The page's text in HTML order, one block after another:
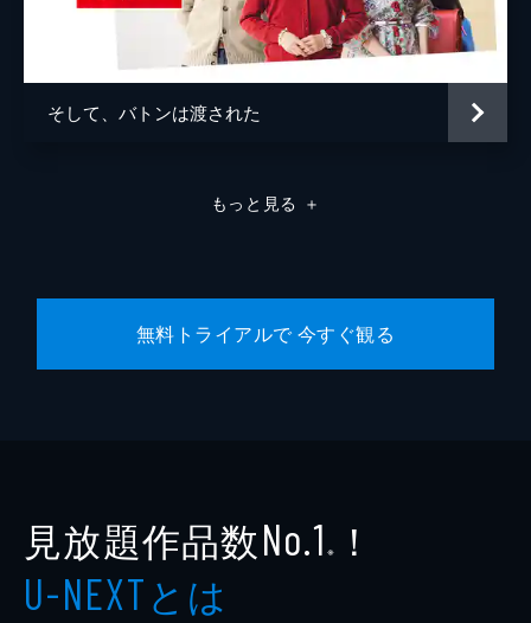
そして、バトンは渡された
もっと見る ＋
無料トライアルで 今すぐ観る
見放題作品数No.1 ※ ！
U-NEXTとは